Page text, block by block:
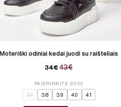
Moteriški odiniai kedai juodi su raišteliais
34€ 43€
PASIRINKITE DYDĮ
37 38 39 40 41